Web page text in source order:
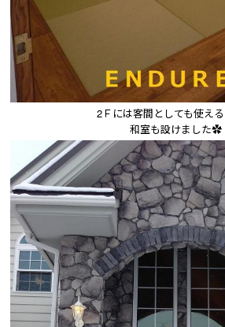
2Ｆには客間としても使え
和室も設けました✿